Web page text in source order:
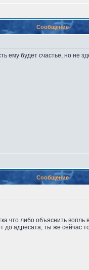
Сообщение
ему будет счастье, но не
Сообщение
что либо объяснить
адресата, ты же сейчас